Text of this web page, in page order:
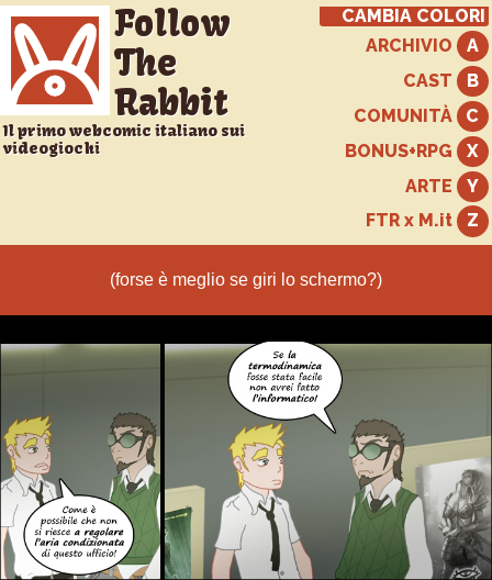
Follow
The
Rabbit
Il primo webcomic italiano sui
videogiochi
CAMBIA COLORI
ARCHIVIO
CAST
COMUNITÀ
BONUS+RPG
ARTE
FTR x M.it